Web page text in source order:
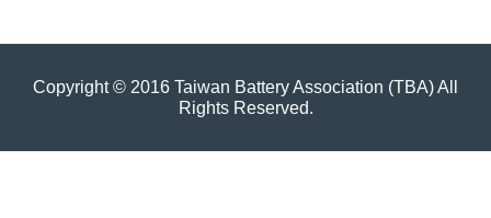
Copyright © 2016 Taiwan Battery Association (TBA) All
Rights Reserved.